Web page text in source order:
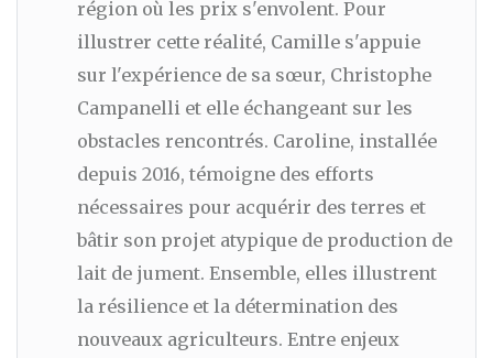
région où les prix s'envolent. Pour
illustrer cette réalité, Camille s'appuie
sur l'expérience de sa sœur, Christophe
Campanelli et elle échangeant sur les
obstacles rencontrés. Caroline, installée
depuis 2016, témoigne des efforts
nécessaires pour acquérir des terres et
bâtir son projet atypique de production de
lait de jument. Ensemble, elles illustrent
la résilience et la détermination des
nouveaux agriculteurs. Entre enjeux